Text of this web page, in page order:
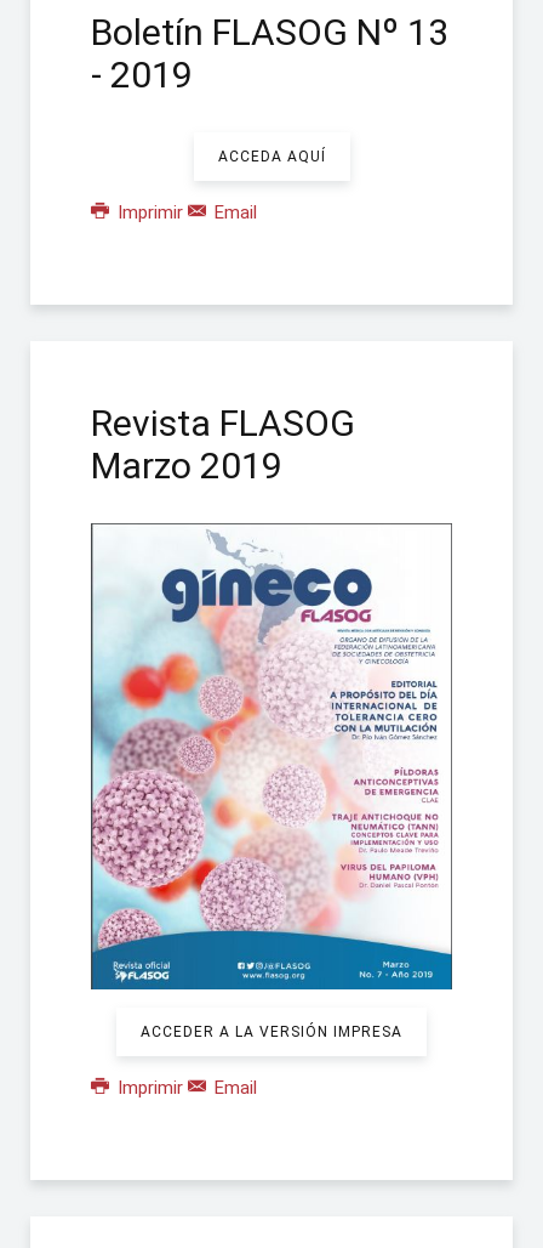
Boletín FLASOG Nº 13
- 2019
ACCEDA AQUÍ
Imprimir Email
Revista FLASOG
Marzo 2019
ACCEDER A LA VERSIÓN IMPRESA
Imprimir Email